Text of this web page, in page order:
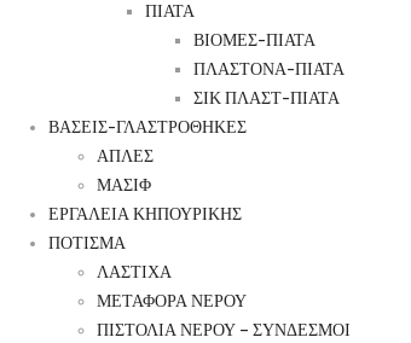
ΠΙΑΤΑ
ΒΙΟΜΕΣ-ΠΙΑΤΑ
ΠΛΑΣΤΟΝΑ-ΠΙΑΤΑ
ΣΙΚ ΠΛΑΣΤ-ΠΙΑΤΑ
ΒΑΣΕΙΣ-ΓΛΑΣΤΡΟΘΗΚΕΣ
ΑΠΛΕΣ
ΜΑΣΙΦ
ΕΡΓΑΛΕΙΑ ΚΗΠΟΥΡΙΚΗΣ
ΠΟΤΙΣΜΑ
ΛΑΣΤΙΧΑ
ΜΕΤΑΦΟΡΑ ΝΕΡΟΥ
ΠΙΣΤΟΛΙΑ ΝΕΡΟΥ – ΣΥΝΔΕΣΜΟΙ